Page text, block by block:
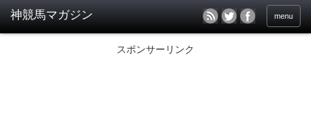
menu
スポンサーリンク